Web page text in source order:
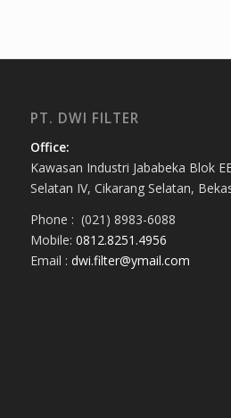
PT. DWI FILTER
Office:
Kawasan Industri Jababeka Blok
Selatan IV, Cikarang Selatan,
Phone : (021) 8983-6088
Mobile: 0812.8251.4956
Email : dwi.filter@ymail.com